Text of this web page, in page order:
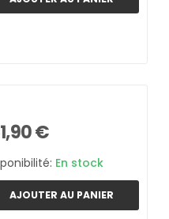
€
En stock
AJOUTER AU PANIER